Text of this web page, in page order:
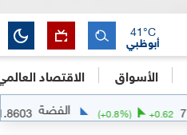
الأسواق الاقتصاد
أبوظبي
41°C
+0.8%) الفضة 61.8603